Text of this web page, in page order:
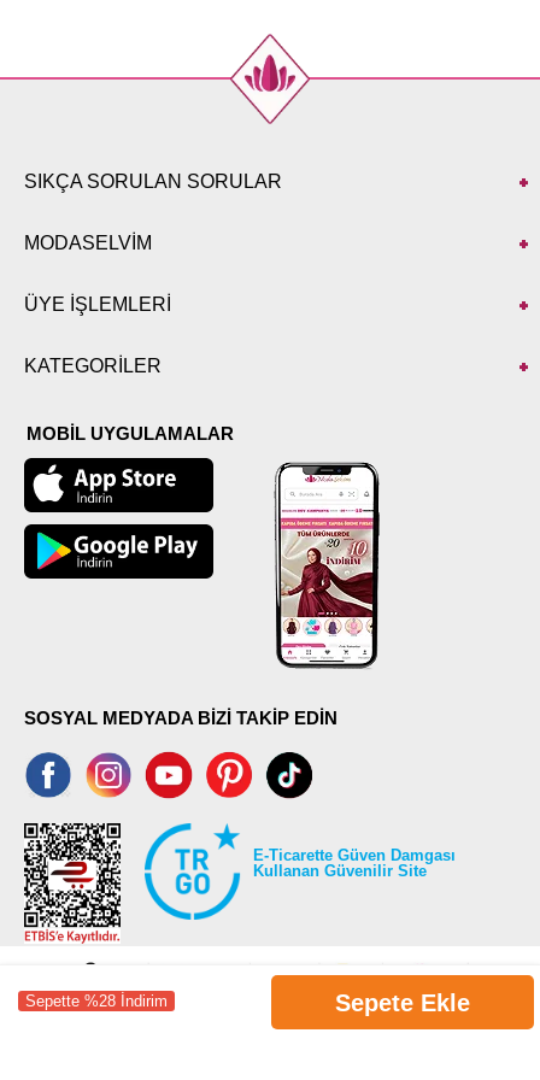
Sepette %28 İndirim Sepete Ekle
SIKÇA SORULAN SORULAR
MODASELVİM
ÜYE İŞLEMLERİ
KATEGORİLER
MOBİL UYGULAMALAR
SOSYAL MEDYADA BİZİ TAKİP EDİN
E-Ticarette Güven Damgası
Kullanan Güvenilir Site
©2026 Tüm modaselvim.com hakları saklıdır.